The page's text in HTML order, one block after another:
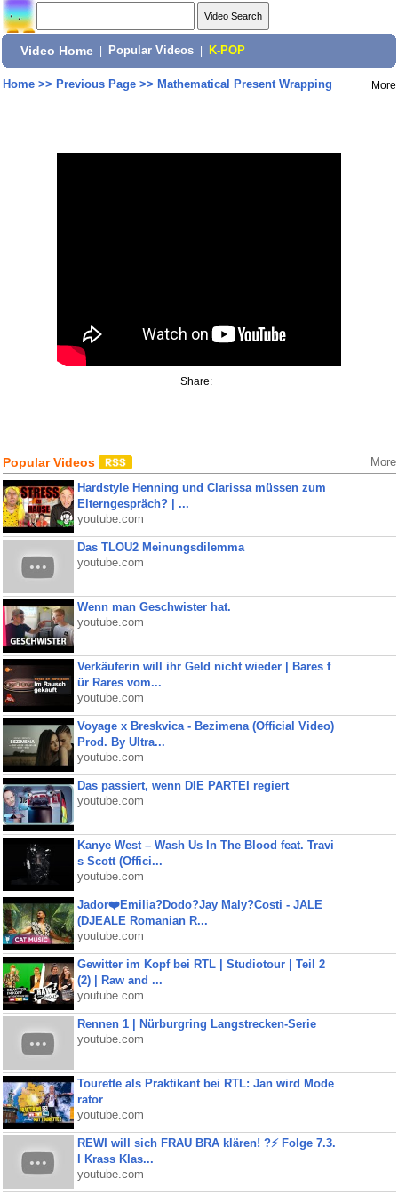
Video Home Popular Videos K-POP
Home>> Previous Page>> Mathematical Present Wrapping More
Share:
Popular Videos More
Hardstyle Henning und Clarissa müssen zum
Elterngespräch? | ...
youtube.com
Das TLOU2 Meinungsdilemma
youtube.com
Wenn man Geschwister hat.
youtube.com
Verkäuferin will ihr Geld nicht wieder | Bares f
ür Rares vom...
youtube.com
Voyage x Breskvica - Bezimena (Official Video)
Prod. By Ultra...
youtube.com
Das passiert, wenn DIE PARTEI regiert
youtube.com
Kanye West – Wash Us In The Blood feat. Travi
s Scott (Offici...
youtube.com
Jador❤️Emilia?Dodo?Jay Maly?Costi - JALE
(DJEALE Romanian R...
youtube.com
Gewitter im Kopf bei RTL | Studiotour | Teil 2
(2) | Raw and ...
youtube.com
Rennen 1 | Nürburgring Langstrecken-Serie
youtube.com
Tourette als Praktikant bei RTL: Jan wird Mode
rator
youtube.com
REWI will sich FRAU BRA klären! ?⚡️ Folge 7.3.
I Krass Klas...
youtube.com